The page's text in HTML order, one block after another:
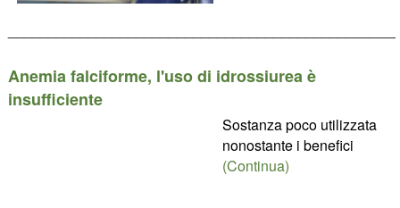
Anemia falciforme, l'uso di idrossiurea è
insufficiente
Sostanza poco utilizzata
nonostante i benefici
(Continua)